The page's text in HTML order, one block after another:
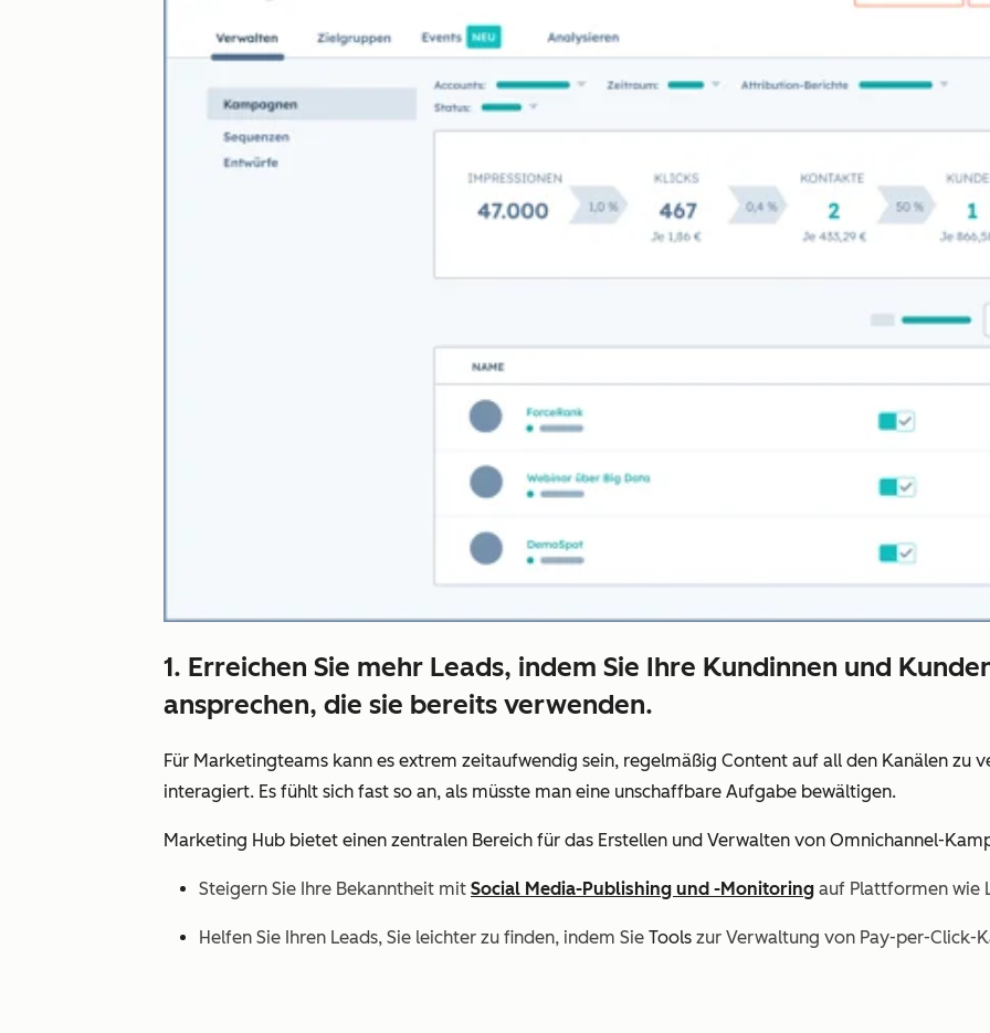
1. Erreichen Sie mehr Leads, indem Sie Ihre Kundinnen und
ansprechen, die sie bereits verwenden.
Für Marketingteams kann es extrem zeitaufwendig sein, regelmäßig Content auf all den Kanälen zu
interagiert. Es fühlt sich fast so an, als müsste man eine unschaffbare Aufgabe bewältigen.
Marketing Hub bietet einen zentralen Bereich für das Erstellen und Verwalten von Omnichannel-
Steigern Sie Ihre Bekanntheit mit Social Media-Publishing und -Monitoring auf Plattformen wie
Helfen Sie Ihren Leads, Sie leichter zu finden, indem Sie Tools zur Verwaltung von Pay-per-Click-